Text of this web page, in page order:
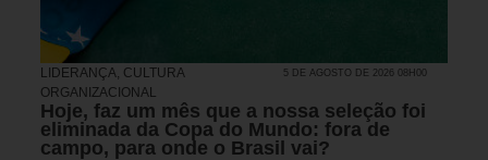
LIDERANÇA, CULTURA
ORGANIZACIONAL
5 DE AGOSTO DE 2026 08H00
Hoje, faz um mês que a nossa seleção foi
eliminada da Copa do Mundo: fora de
campo, para onde o Brasil vai?